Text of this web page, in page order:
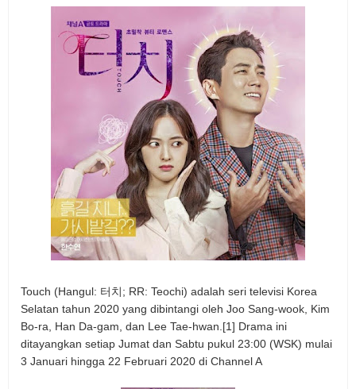
Touch (Hangul: 터치; RR: Teochi) adalah seri televisi Korea
Selatan tahun 2020 yang dibintangi oleh Joo Sang-wook, Kim
Bo-ra, Han Da-gam, dan Lee Tae-hwan.[1] Drama ini
ditayangkan setiap Jumat dan Sabtu pukul 23:00 (WSK) mulai
3 Januari hingga 22 Februari 2020 di Channel A